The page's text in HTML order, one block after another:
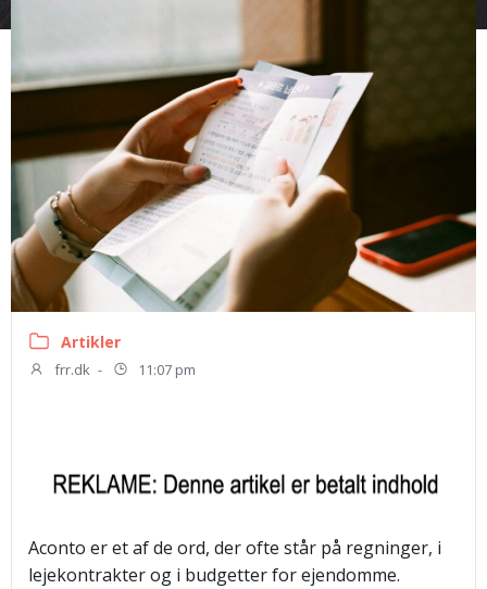
Artikler
frr.dk - 11:07 pm
Aconto er et af de ord, der ofte står på regninger, i
lejekontrakter og i budgetter for ejendomme.